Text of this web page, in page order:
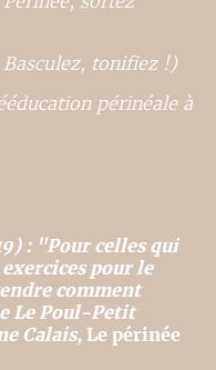
tonifiez !)
périnéale à
: "Pour celles qui
pour le
comment
Le Poul-Petit
Calais,Le périnée